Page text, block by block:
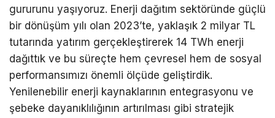
gururunu yaşıyoruz. Enerji dağıtım sektöründe güçlü
bir dönüşüm yılı olan 2023’te, yaklaşık 2 milyar TL
tutarında yatırım gerçekleştirerek 14 TWh enerji
dağıttık ve bu süreçte hem çevresel hem de sosyal
performansımızı önemli ölçüde geliştirdik.
Yenilenebilir enerji kaynaklarının entegrasyonu ve
şebeke dayanıklılığının artırılması gibi stratejik